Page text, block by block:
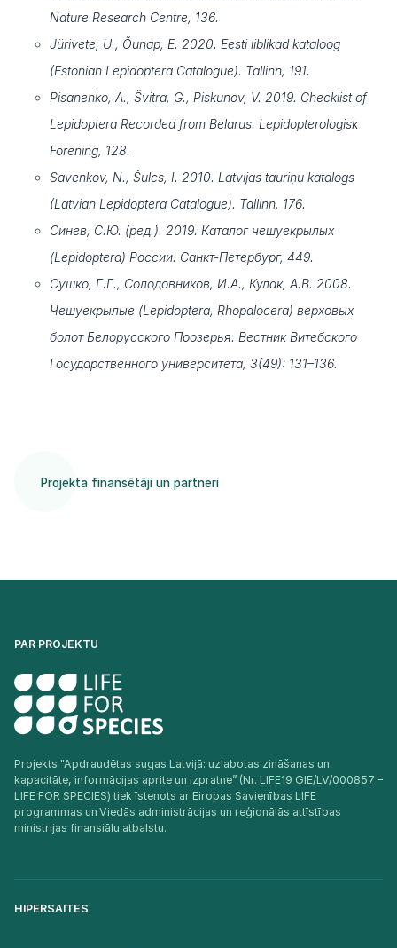
Nature Research Centre, 136.
Jürivete, U., Õunap, E. 2020. Eesti liblikad kataloog
(Estonian Lepidoptera Catalogue). Tallinn, 191.
Pisanenko, A., Švitra, G., Piskunov, V. 2019. Checklist of
Lepidoptera Recorded from Belarus. Lepidopterologisk
Forening, 128.
Savenkov, N., Šulcs, I. 2010. Latvijas tauriņu katalogs
(Latvian Lepidoptera Catalogue). Tallinn, 176.
Синев, С.Ю. (ред.). 2019. Каталог чешуекрылых
(Lepidoptera) России. Санкт-Петербург, 449.
Сушко, Г.Г., Солодовников, И.А., Кулак, А.В. 2008.
Чешуекрылые (Lepidoptera, Rhopalocera) верховых
болот Белорусского Поозерья. Вестник Витебского
Государственного университета, 3(49): 131–136.
Projekta finansētāji un partneri
PAR PROJEKTU
Projekts "Apdraudētas sugas Latvijā: uzlabotas zināšanas un
kapacitāte, informācijas aprite un izpratne” (Nr. LIFE19 GIE/LV/000857 –
LIFE FOR SPECIES) tiek īstenots ar Eiropas Savienības LIFE
programmas un Viedās administrācijas un reģionālās attīstības
ministrijas finansiālu atbalstu.​
HIPERSAITES